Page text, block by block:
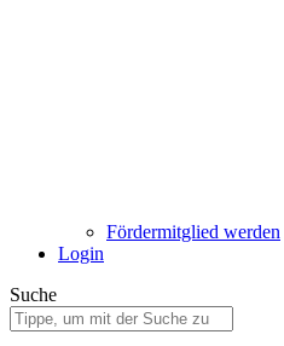
Fördermitglied werden
Login
Suche